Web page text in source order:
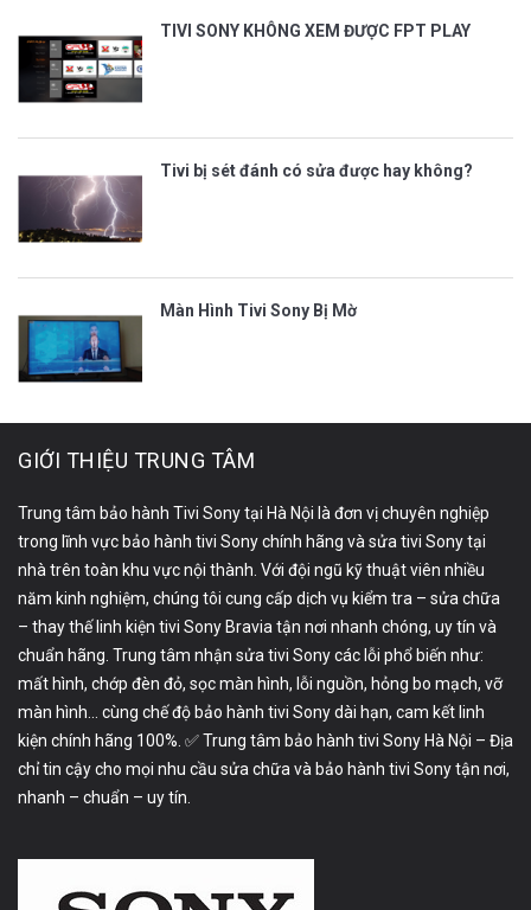
TIVI SONY KHÔNG XEM ĐƯỢC FPT PLAY
Tivi bị sét đánh có sửa được hay không?
Màn Hình Tivi Sony Bị Mờ
GIỚI THIỆU TRUNG TÂM
Trung tâm bảo hành Tivi Sony tại Hà Nội là đơn vị chuyên nghiệp
trong lĩnh vực bảo hành tivi Sony chính hãng và sửa tivi Sony tại
nhà trên toàn khu vực nội thành. Với đội ngũ kỹ thuật viên nhiều
năm kinh nghiệm, chúng tôi cung cấp dịch vụ kiểm tra – sửa chữa
– thay thế linh kiện tivi Sony Bravia tận nơi nhanh chóng, uy tín và
chuẩn hãng. Trung tâm nhận sửa tivi Sony các lỗi phổ biến như:
mất hình, chớp đèn đỏ, sọc màn hình, lỗi nguồn, hỏng bo mạch, vỡ
màn hình… cùng chế độ bảo hành tivi Sony dài hạn, cam kết linh
kiện chính hãng 100%. ✅ Trung tâm bảo hành tivi Sony Hà Nội – Địa
chỉ tin cậy cho mọi nhu cầu sửa chữa và bảo hành tivi Sony tận nơi,
nhanh – chuẩn – uy tín.